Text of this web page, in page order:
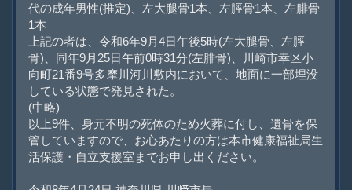
代の成年男性(推定)、左大腿骨1本、左脛骨1本、左腓骨
1本
上記の者は、令和6年9月4日午後5時(左大腿骨、左脛
骨)、同年9月25日午前0時31分(左腓骨)、川崎市幸区小
向町21番9号多摩川河川敷内において、地面に一部埋没
している状態で発見された。
(中略)
以上9件、身元不明の死体のため火葬に付し、遺骨を保
管していますので、お心あたりの方は本市健康福祉局生
活保護・自立支援室までお申し出ください。